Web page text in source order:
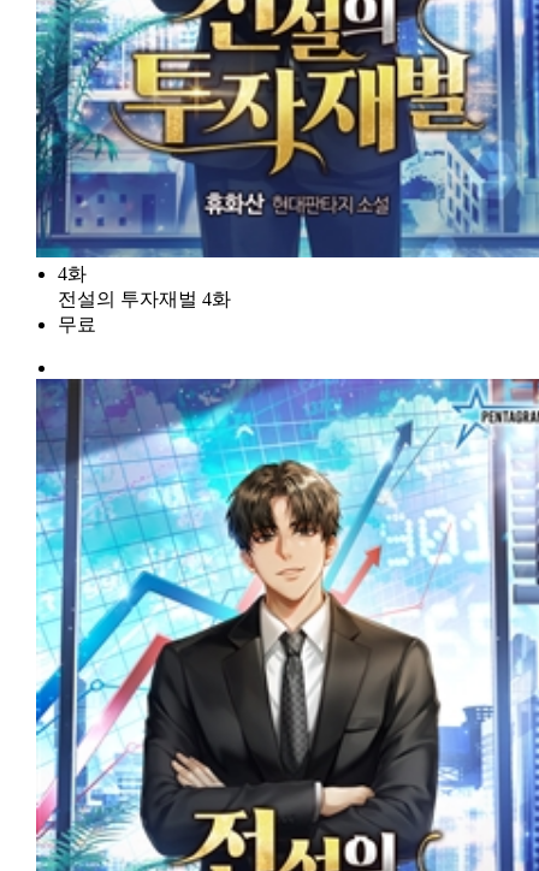
4화
전설의 투자재벌 4화
무료